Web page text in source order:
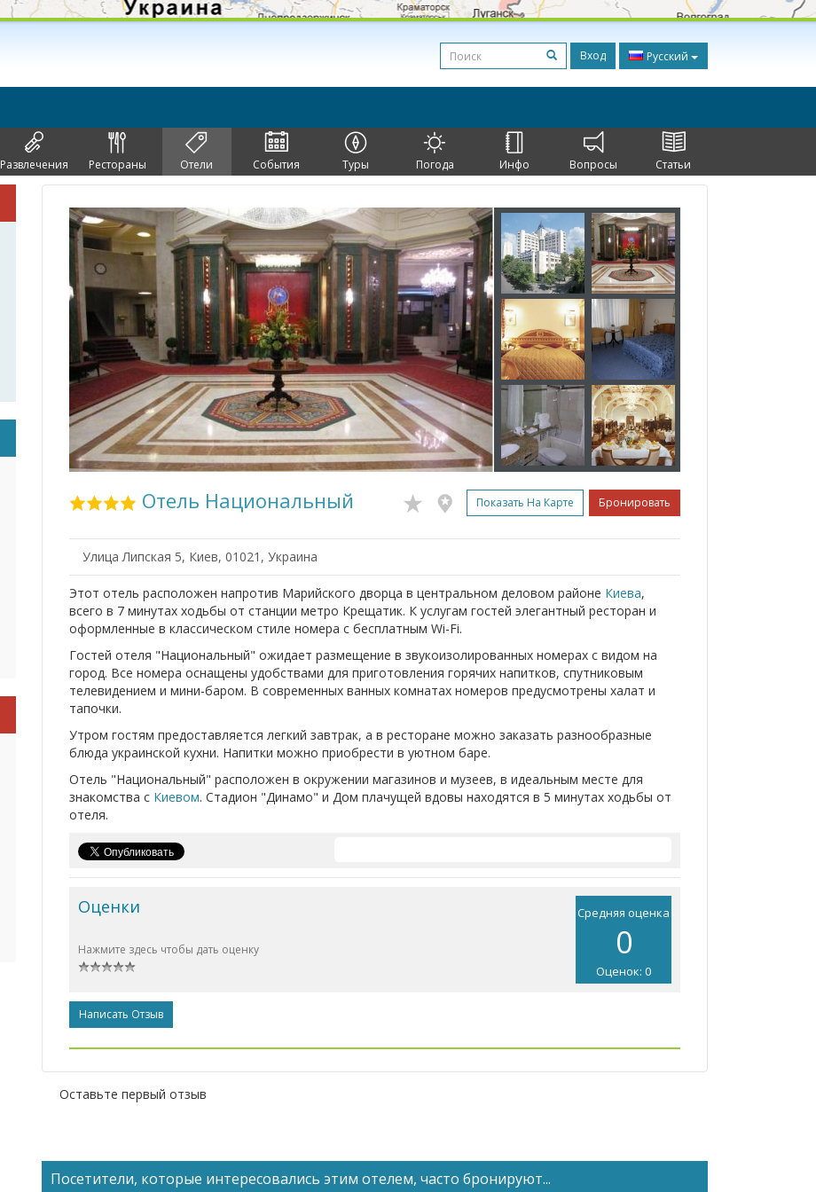
Вход Русский
Развлечения Рестораны Отели События Туры Погода Инфо Вопросы Статьи
Отель Национальный Показать На Карте Бронировать
Улица Липская 5, Киев, 01021, Украина
Этот отель расположен напротив Марийского дворца в центральном деловом районе Киева,
всего в 7 минутах ходьбы от станции метро Крещатик. К услугам гостей элегантный ресторан и
оформленные в классическом стиле номера с бесплатным Wi-Fi.
Гостей отеля "Национальный" ожидает размещение в звукоизолированных номерах с видом на
город. Все номера оснащены удобствами для приготовления горячих напитков, спутниковым
телевидением и мини-баром. В современных ванных комнатах номеров предусмотрены халат и
тапочки.
Утром гостям предоставляется легкий завтрак, а в ресторане можно заказать разнообразные
блюда украинской кухни. Напитки можно приобрести в уютном баре.
Отель "Национальный" расположен в окружении магазинов и музеев, в идеальным месте для
знакомства с Киевом. Стадион "Динамо" и Дом плачущей вдовы находятся в 5 минутах ходьбы от
отеля.
Средняя оценка
0
Оценок: 0
Оценки
Нажмите здесь чтобы дать оценку
Написать Отзыв
Оставьте первый отзыв
Посетители, которые интересовались этим отелем, часто бронируют...